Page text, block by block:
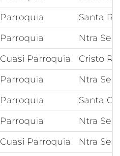
Parroquia
Santa
Parroquia
Ntra
Cuasi Parroquia
Cristo
Parroquia
Ntra
Parroquia
Santa
Parroquia
Ntra
Cuasi Parroquia
Ntra